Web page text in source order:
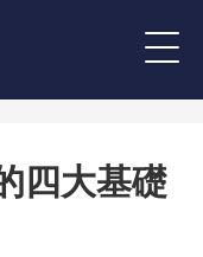
四大基礎